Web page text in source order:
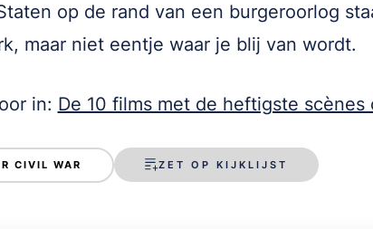
op de rand van een burgeroorlog
maar niet eentje waar je blij van wordt.
in: De 10 films met de heftigste scènes
CIVIL WAR ZET OP KIJKLIJST